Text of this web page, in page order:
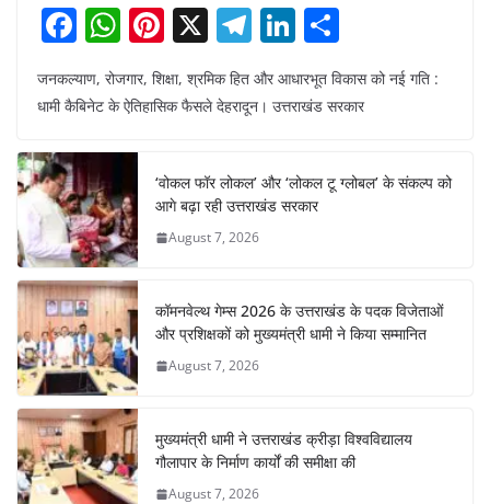
F
c
b
o
o
k
W
at
s
A
p
p
Pi
er
st
X T
el
e
a
m
Li
k
dI
n
h
ar
जनकल्याण, रोजगार, शिक्षा, श्रमिक हित और आधारभूत विकास को नई गति :
धामी कैबिनेट के ऐतिहासिक फैसले देहरादून। उत्तराखंड सरकार
‘वोकल फॉर लोकल’ और ‘लोकल टू ग्लोबल’ के संकल्प को
आगे बढ़ा रही उत्तराखंड सरकार
August 7, 2026
कॉमनवेल्थ गेम्स 2026 के उत्तराखंड के पदक विजेताओं
और प्रशिक्षकों को मुख्यमंत्री धामी ने किया सम्मानित
August 7, 2026
मुख्यमंत्री धामी ने उत्तराखंड क्रीड़ा विश्वविद्यालय
गौलापार के निर्माण कार्यों की समीक्षा की
August 7, 2026